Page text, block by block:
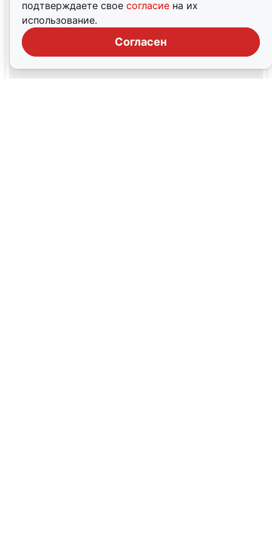
подтверждаете свое согласие на их
использование.
Согласен